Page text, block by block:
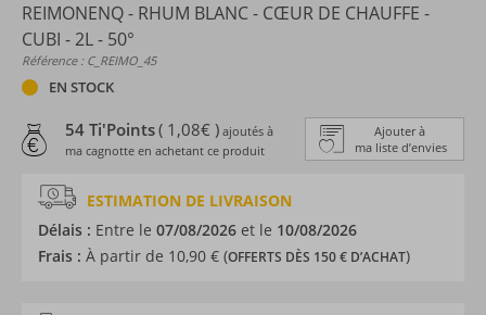
REIMONENQ - RHUM BLANC - CŒUR DE CHAUFFE -
CUBI - 2L - 50°
Référence : C_REIMO_45
EN STOCK
Ajouter à
ma liste d’envies
54 Ti'Points( 1,08€ ) ajoutés à
ma cagnotte en achetant ce produit
ESTIMATION DE LIVRAISON
Délais : Entre le 07/08/2026 et le 10/08/2026
Frais : À partir de 10,90 € (OFFERTS DÈS 150 € D’ACHAT)